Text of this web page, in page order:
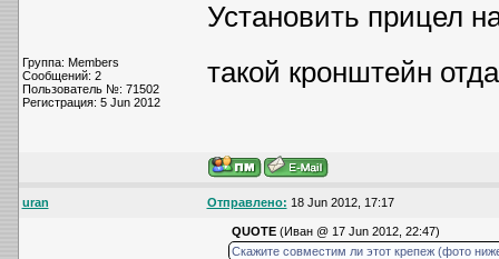
Группа: Members
Сообщений: 2
Пользователь №: 71502
Регистрация: 5 Jun 2012
Установить прицел
такой кронштейн
uran Отправлено: 18 Jun 2012, 17:17
QUOTE (Иван @ 17 Jun 2012, 22:47)
Скажите совместим ли этот крепеж (фото